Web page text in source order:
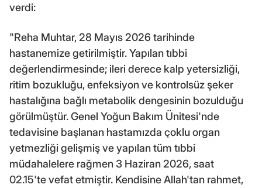
verdi:
"Reha Muhtar, 28 Mayıs 2026 tarihinde
hastanemize getirilmiştir. Yapılan tıbbi
değerlendirmesinde; ileri derece kalp yetersizliği,
ritim bozukluğu, enfeksiyon ve kontrolsüz şeker
hastalığına bağlı metabolik dengesinin bozulduğu
görülmüştür. Genel Yoğun Bakım Ünitesi'nde
tedavisine başlanan hastamızda çoklu organ
yetmezliği gelişmiş ve yapılan tüm tıbbi
müdahalelere rağmen 3 Haziran 2026, saat
02.15'te vefat etmiştir. Kendisine Allah'tan rahmet,